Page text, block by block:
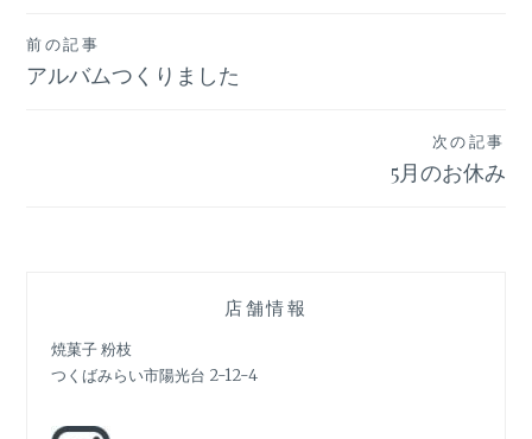
投
稿
ョ
ン
前の記事
アルバムつくりました
次の記事
5月のお休み
店舗情報
焼菓子 粉枝
つくばみらい市陽光台 2-12-4